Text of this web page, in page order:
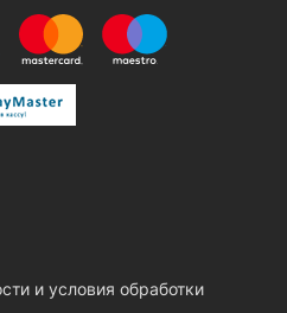
и условия обработки